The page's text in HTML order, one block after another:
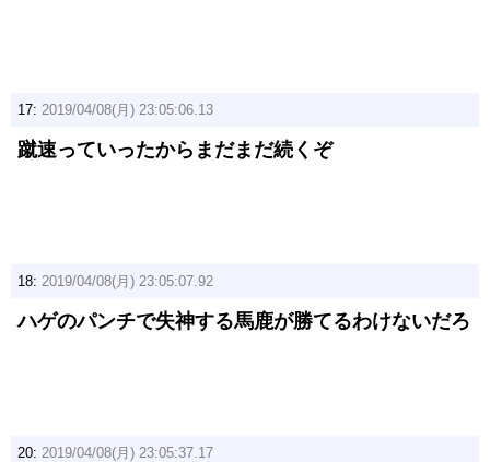
17: 2019/04/08(月) 23:05:06.13
蹴速っていったからまだまだ続くぞ
18: 2019/04/08(月) 23:05:07.92
ハゲのパンチで失神する馬鹿が勝てるわけないだろ
20: 2019/04/08(月) 23:05:37.17